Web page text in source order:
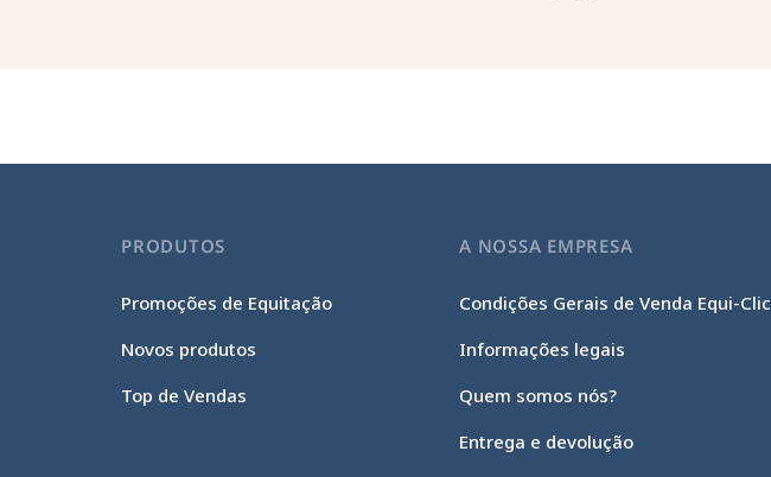
PRODUTOS
Promoções de Equitação
Novos produtos
Top de Vendas
A NOSSA EMPRESA
Condições Gerais de Venda Equi-Clic
Informações legais
Quem somos nós?
Entrega e devolução